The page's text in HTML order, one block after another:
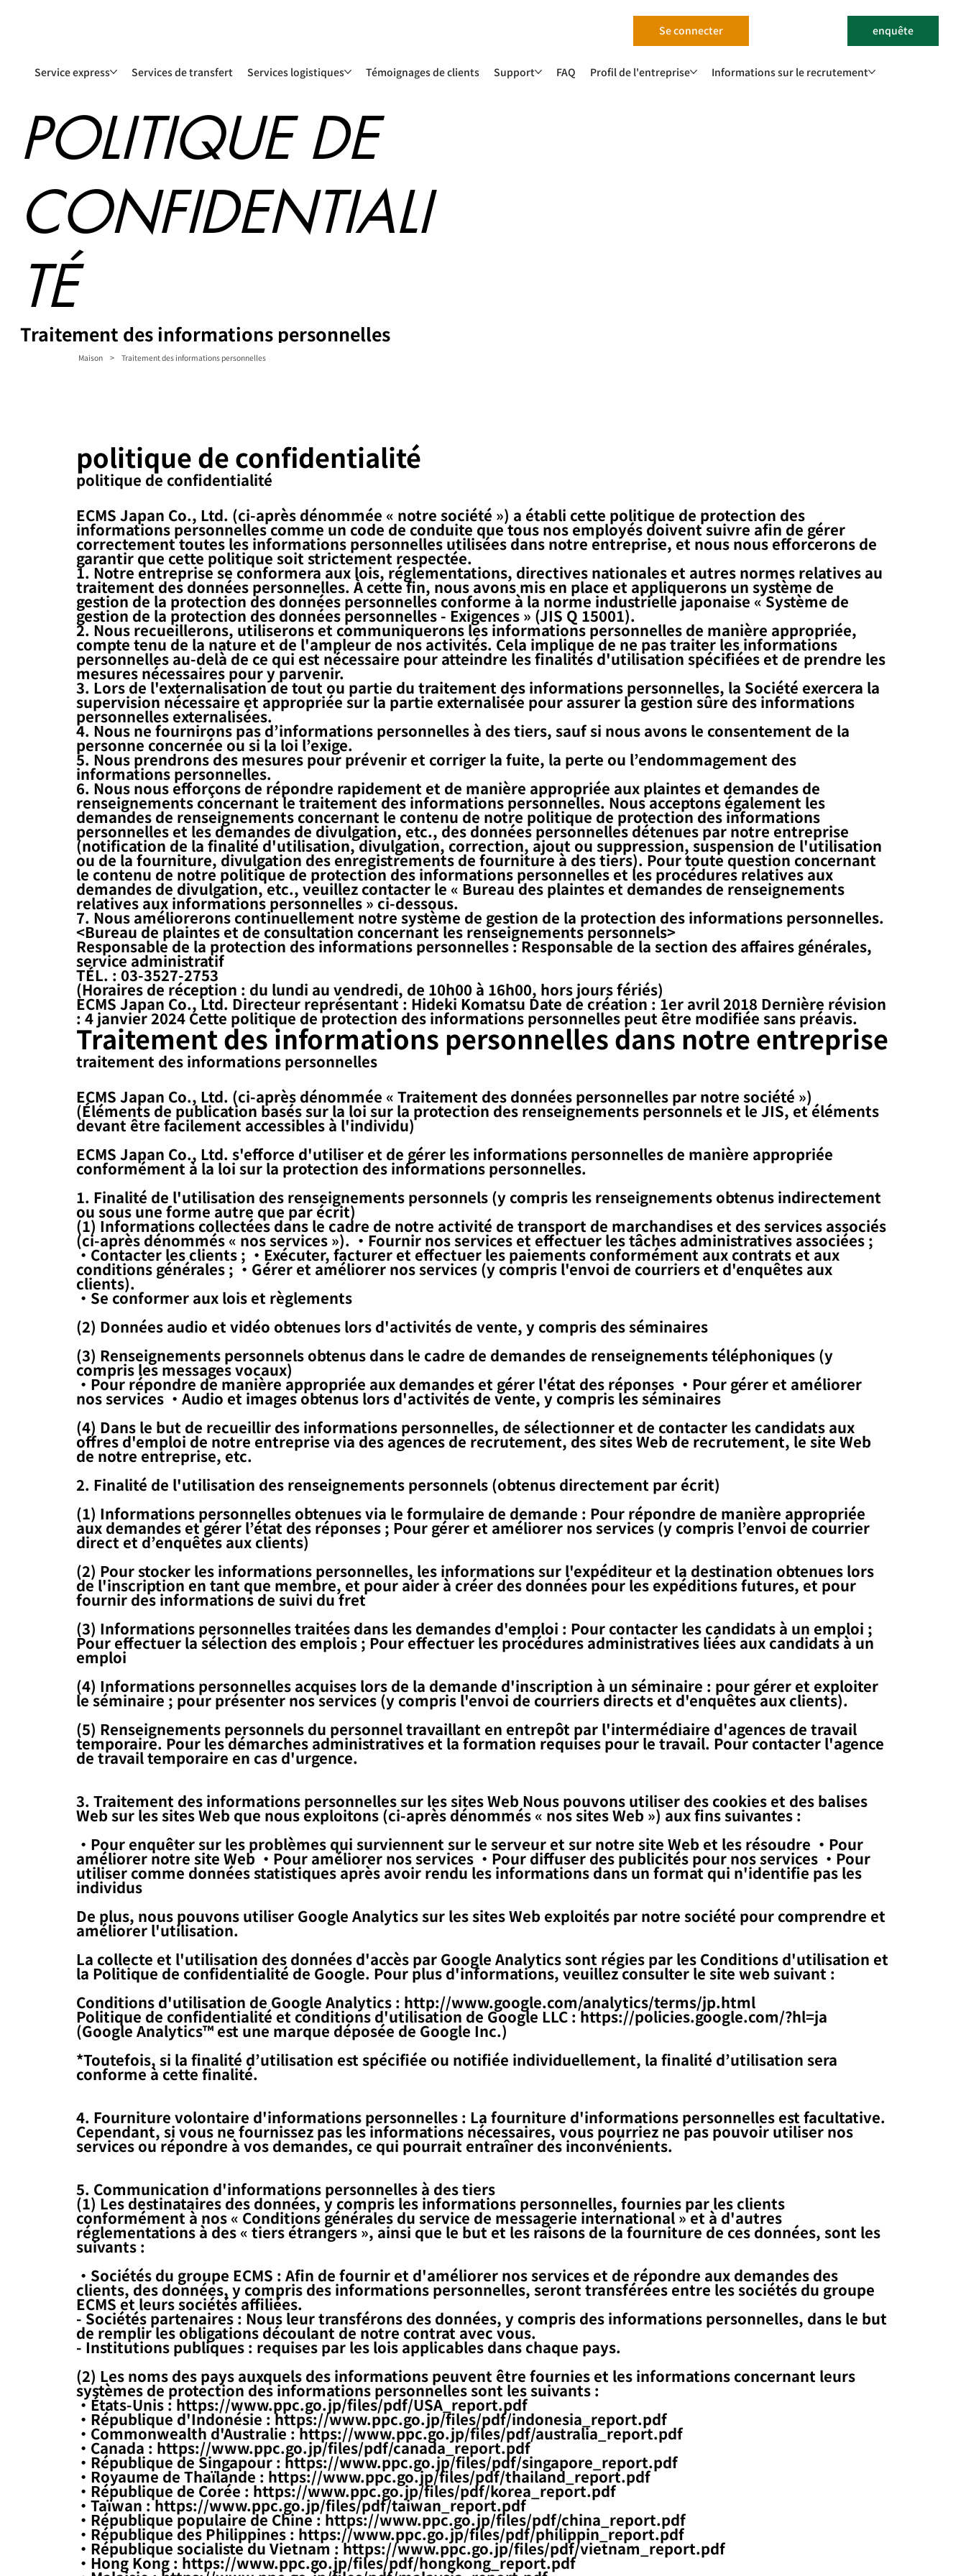
Se connecter enquête
Service express Services de transfert Services logistiques Témoignages de clients Support FAQ Profil de l'entreprise Informations sur le recrutement
POLITIQUE DE
CONFIDENTIALI
TÉ
Traitement des informations personnelles
Maison > Traitement des informations personnelles
politique de confidentialité
politique de confidentialité
ECMS Japan Co., Ltd. (ci-après dénommée « notre société ») a établi cette politique de protection des
informations personnelles comme un code de conduite que tous nos employés doivent suivre afin de gérer
correctement toutes les informations personnelles utilisées dans notre entreprise, et nous nous efforcerons de
garantir que cette politique soit strictement respectée.
1. Notre entreprise se conformera aux lois, réglementations, directives nationales et autres normes relatives au
traitement des données personnelles. À cette fin, nous avons mis en place et appliquerons un système de
gestion de la protection des données personnelles conforme à la norme industrielle japonaise « Système de
gestion de la protection des données personnelles - Exigences » (JIS Q 15001).
2. Nous recueillerons, utiliserons et communiquerons les informations personnelles de manière appropriée,
compte tenu de la nature et de l'ampleur de nos activités. Cela implique de ne pas traiter les informations
personnelles au-delà de ce qui est nécessaire pour atteindre les finalités d'utilisation spécifiées et de prendre les
mesures nécessaires pour y parvenir.
3. Lors de l'externalisation de tout ou partie du traitement des informations personnelles, la Société exercera la
supervision nécessaire et appropriée sur la partie externalisée pour assurer la gestion sûre des informations
personnelles externalisées.
4. Nous ne fournirons pas d’informations personnelles à des tiers, sauf si nous avons le consentement de la
personne concernée ou si la loi l’exige.
5. Nous prendrons des mesures pour prévenir et corriger la fuite, la perte ou l’endommagement des
informations personnelles.
6. Nous nous efforçons de répondre rapidement et de manière appropriée aux plaintes et demandes de
renseignements concernant le traitement des informations personnelles. Nous acceptons également les
demandes de renseignements concernant le contenu de notre politique de protection des informations
personnelles et les demandes de divulgation, etc., des données personnelles détenues par notre entreprise
(notification de la finalité d'utilisation, divulgation, correction, ajout ou suppression, suspension de l'utilisation
ou de la fourniture, divulgation des enregistrements de fourniture à des tiers). Pour toute question concernant
le contenu de notre politique de protection des informations personnelles et les procédures relatives aux
demandes de divulgation, etc., veuillez contacter le « Bureau des plaintes et demandes de renseignements
relatives aux informations personnelles » ci-dessous.
7. Nous améliorerons continuellement notre système de gestion de la protection des informations personnelles.
<Bureau de plaintes et de consultation concernant les renseignements personnels>
Responsable de la protection des informations personnelles : Responsable de la section des affaires générales,
service administratif
TÉL. : 03-3527-2753
(Horaires de réception : du lundi au vendredi, de 10h00 à 16h00, hors jours fériés)
ECMS Japan Co., Ltd. Directeur représentant : Hideki Komatsu Date de création : 1er avril 2018 Dernière révision
: 4 janvier 2024 Cette politique de protection des informations personnelles peut être modifiée sans préavis.
Traitement des informations personnelles dans notre entreprise
traitement des informations personnelles
ECMS Japan Co., Ltd. (ci-après dénommée « Traitement des données personnelles par notre société »)
(Éléments de publication basés sur la loi sur la protection des renseignements personnels et le JIS, et éléments
devant être facilement accessibles à l'individu)
ECMS Japan Co., Ltd. s'efforce d'utiliser et de gérer les informations personnelles de manière appropriée
conformément à la loi sur la protection des informations personnelles.
1. Finalité de l'utilisation des renseignements personnels (y compris les renseignements obtenus indirectement
ou sous une forme autre que par écrit)
(1) Informations collectées dans le cadre de notre activité de transport de marchandises et des services associés
(ci-après dénommés « nos services »). ・Fournir nos services et effectuer les tâches administratives associées ;
・Contacter les clients ; ・Exécuter, facturer et effectuer les paiements conformément aux contrats et aux
conditions générales ; ・Gérer et améliorer nos services (y compris l'envoi de courriers et d'enquêtes aux
clients).
・Se conformer aux lois et règlements
(2) Données audio et vidéo obtenues lors d'activités de vente, y compris des séminaires
(3) Renseignements personnels obtenus dans le cadre de demandes de renseignements téléphoniques (y
compris les messages vocaux)
・Pour répondre de manière appropriée aux demandes et gérer l'état des réponses ・Pour gérer et améliorer
nos services ・Audio et images obtenus lors d'activités de vente, y compris les séminaires
(4) Dans le but de recueillir des informations personnelles, de sélectionner et de contacter les candidats aux
offres d'emploi de notre entreprise via des agences de recrutement, des sites Web de recrutement, le site Web
de notre entreprise, etc.
2. Finalité de l'utilisation des renseignements personnels (obtenus directement par écrit)
(1) Informations personnelles obtenues via le formulaire de demande : Pour répondre de manière appropriée
aux demandes et gérer l’état des réponses ; Pour gérer et améliorer nos services (y compris l’envoi de courrier
direct et d’enquêtes aux clients)
(2) Pour stocker les informations personnelles, les informations sur l'expéditeur et la destination obtenues lors
de l'inscription en tant que membre, et pour aider à créer des données pour les expéditions futures, et pour
fournir des informations de suivi du fret
(3) Informations personnelles traitées dans les demandes d'emploi : Pour contacter les candidats à un emploi ;
Pour effectuer la sélection des emplois ; Pour effectuer les procédures administratives liées aux candidats à un
emploi
(4) Informations personnelles acquises lors de la demande d'inscription à un séminaire : pour gérer et exploiter
le séminaire ; pour présenter nos services (y compris l'envoi de courriers directs et d'enquêtes aux clients).
(5) Renseignements personnels du personnel travaillant en entrepôt par l'intermédiaire d'agences de travail
temporaire. Pour les démarches administratives et la formation requises pour le travail. Pour contacter l'agence
de travail temporaire en cas d'urgence.
3. Traitement des informations personnelles sur les sites Web Nous pouvons utiliser des cookies et des balises
Web sur les sites Web que nous exploitons (ci-après dénommés « nos sites Web ») aux fins suivantes :
・Pour enquêter sur les problèmes qui surviennent sur le serveur et sur notre site Web et les résoudre ・Pour
améliorer notre site Web ・Pour améliorer nos services ・Pour diffuser des publicités pour nos services ・Pour
utiliser comme données statistiques après avoir rendu les informations dans un format qui n'identifie pas les
individus
De plus, nous pouvons utiliser Google Analytics sur les sites Web exploités par notre société pour comprendre et
améliorer l'utilisation.
La collecte et l'utilisation des données d'accès par Google Analytics sont régies par les Conditions d'utilisation et
la Politique de confidentialité de Google. Pour plus d'informations, veuillez consulter le site web suivant :
Conditions d'utilisation de Google Analytics : http://www.google.com/analytics/terms/jp.html
Politique de confidentialité et conditions d'utilisation de Google LLC :https://policies.google.com/?hl=ja
(Google Analytics™ est une marque déposée de Google Inc.)
*Toutefois, si la finalité d’utilisation est spécifiée ou notifiée individuellement, la finalité d’utilisation sera
conforme à cette finalité.
4. Fourniture volontaire d'informations personnelles : La fourniture d'informations personnelles est facultative.
Cependant, si vous ne fournissez pas les informations nécessaires, vous pourriez ne pas pouvoir utiliser nos
services ou répondre à vos demandes, ce qui pourrait entraîner des inconvénients.
5. Communication d'informations personnelles à des tiers
(1) Les destinataires des données, y compris les informations personnelles, fournies par les clients
conformément à nos « Conditions générales du service de messagerie international » et à d'autres
réglementations à des « tiers étrangers », ainsi que le but et les raisons de la fourniture de ces données, sont les
suivants :
・Sociétés du groupe ECMS : Afin de fournir et d'améliorer nos services et de répondre aux demandes des
clients, des données, y compris des informations personnelles, seront transférées entre les sociétés du groupe
ECMS et leurs sociétés affiliées.
- Sociétés partenaires : Nous leur transférons des données, y compris des informations personnelles, dans le but
de remplir les obligations découlant de notre contrat avec vous.
- Institutions publiques : requises par les lois applicables dans chaque pays.
(2) Les noms des pays auxquels des informations peuvent être fournies et les informations concernant leurs
systèmes de protection des informations personnelles sont les suivants :
・États-Unis :https://www.ppc.go.jp/files/pdf/USA_report.pdf
・République d'Indonésie :https://www.ppc.go.jp/files/pdf/indonesia_report.pdf
・Commonwealth d'Australie :https://www.ppc.go.jp/files/pdf/australia_report.pdf
・Canada : https://www.ppc.go.jp/files/pdf/canada_report.pdf
・République de Singapour :https://www.ppc.go.jp/files/pdf/singapore_report.pdf
・Royaume de Thaïlande : https://www.ppc.go.jp/files/pdf/thailand_report.pdf
・République de Corée :https://www.ppc.go.jp/files/pdf/korea_report.pdf
・Taïwan :https://www.ppc.go.jp/files/pdf/taiwan_report.pdf
・République populaire de Chine :https://www.ppc.go.jp/files/pdf/china_report.pdf
・République des Philippines : https://www.ppc.go.jp/files/pdf/philippin_report.pdf
・République socialiste du Vietnam :https://www.ppc.go.jp/files/pdf/vietnam_report.pdf
・Hong Kong :https://www.ppc.go.jp/files/pdf/hongkong_report.pdf